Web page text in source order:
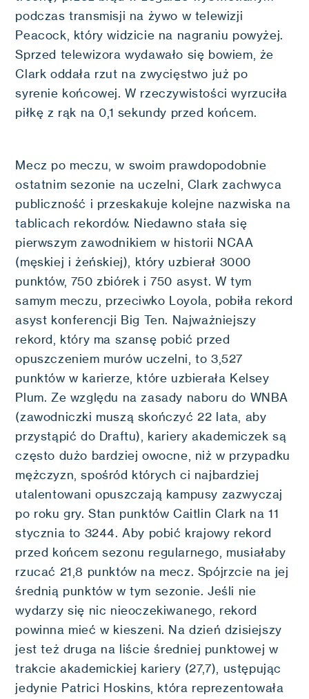
podczas transmisji na żywo w telewizji
Peacock, który widzicie na nagraniu powyżej.
Sprzed telewizora wydawało się bowiem, że
Clark oddała rzut na zwycięstwo już po
syrenie końcowej. W rzeczywistości wyrzuciła
piłkę z rąk na 0,1 sekundy przed końcem.
Mecz po meczu, w swoim prawdopodobnie
ostatnim sezonie na uczelni, Clark zachwyca
publiczność i przeskakuje kolejne nazwiska na
tablicach rekordów. Niedawno stała się
pierwszym zawodnikiem w historii NCAA
(męskiej i żeńskiej), który uzbierał 3000
punktów, 750 zbiórek i 750 asyst. W tym
samym meczu, przeciwko Loyola, pobiła rekord
asyst konferencji Big Ten. Najważniejszy
rekord, który ma szansę pobić przed
opuszczeniem murów uczelni, to 3,527
punktów w karierze, które uzbierała Kelsey
Plum. Ze względu na zasady naboru do WNBA
(zawodniczki muszą skończyć 22 lata, aby
przystąpić do Draftu), kariery akademiczek są
często dużo bardziej owocne, niż w przypadku
mężczyzn, spośród których ci najbardziej
utalentowani opuszczają kampusy zazwyczaj
po roku gry. Stan punktów Caitlin Clark na 11
stycznia to 3244. Aby pobić krajowy rekord
przed końcem sezonu regularnego, musiałaby
rzucać 21,8 punktów na mecz. Spójrzcie na jej
średnią punktów w tym sezonie. Jeśli nie
wydarzy się nic nieoczekiwanego, rekord
powinna mieć w kieszeni. Na dzień dzisiejszy
jest też druga na liście średniej punktowej w
trakcie akademickiej kariery (27,7), ustępując
jedynie Patrici Hoskins, która reprezentowała